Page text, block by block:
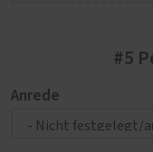
#5
Anrede